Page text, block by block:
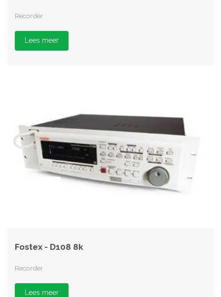
Recorder
Lees meer
Fostex - D108 8k
Recorder
Lees meer